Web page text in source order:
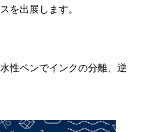
を出展します。
性ペンでインクの分離、逆